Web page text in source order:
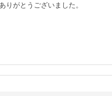
りがとうございました。